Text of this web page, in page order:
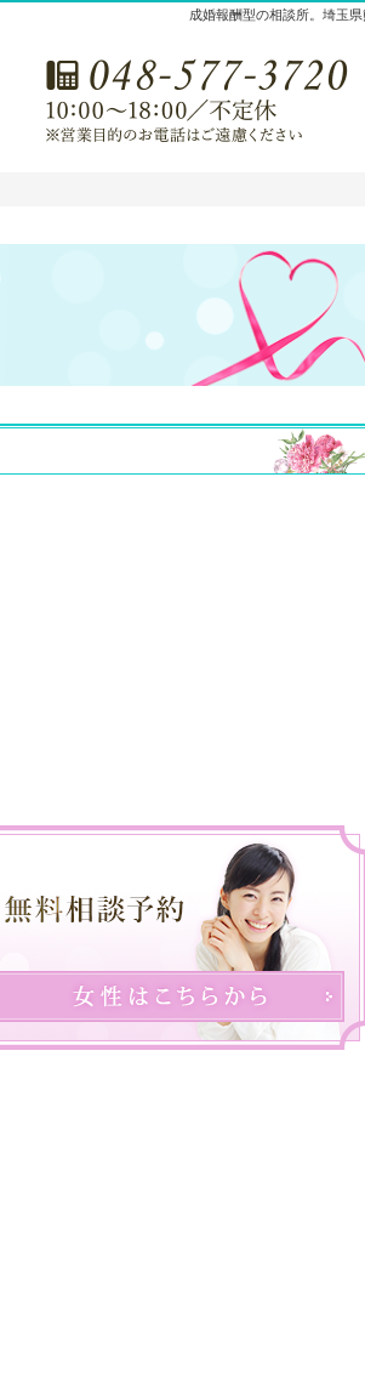
成婚報酬型の相談所。埼玉